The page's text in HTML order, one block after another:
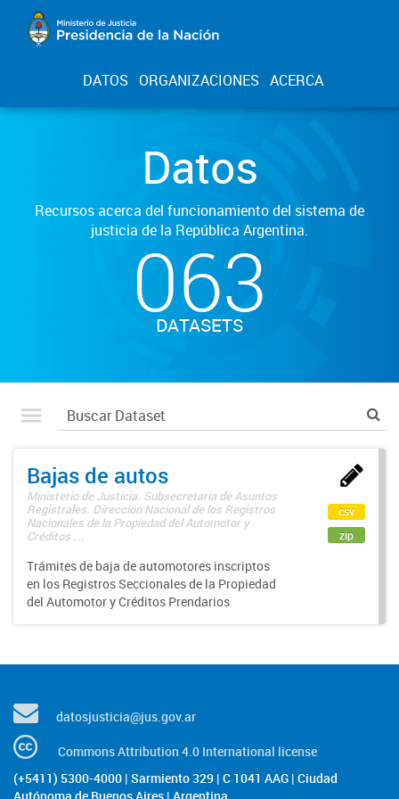
DATOS ORGANIZACIONES ACERCA
Datos
Recursos acerca del funcionamiento del sistema de
justicia de la República Argentina.
063
DATASETS
Bajas de autos
Ministerio de Justicia. Subsecretaría de Asuntos
Registrales. Dirección Nacional de los Registros
Nacionales de la Propiedad del Automotor y
Créditos ...
Trámites de baja de automotores inscriptos
en los Registros Seccionales de la Propiedad
del Automotor y Créditos Prendarios
csv
zip
datosjusticia@jus.gov.ar
Commons Attribution 4.0 International license
(+5411) 5300-4000 | Sarmiento 329 | C 1041 AAG | Ciudad